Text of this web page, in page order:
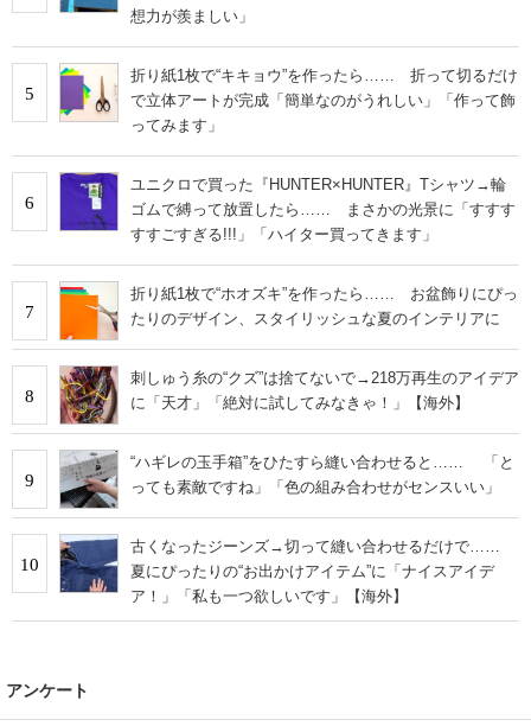
想力が羨ましい」
5
折り紙1枚で“キキョウ”を作ったら…… 折って切るだけ
で立体アートが完成「簡単なのがうれしい」「作って飾
ってみます」
6
ユニクロで買った『HUNTER×HUNTER』Tシャツ→輪
ゴムで縛って放置したら…… まさかの光景に「すすす
すすごすぎる!!!」「ハイター買ってきます」
7
折り紙1枚で“ホオズキ”を作ったら…… お盆飾りにぴっ
たりのデザイン、スタイリッシュな夏のインテリアに
8
刺しゅう糸の“クズ”は捨てないで→218万再生のアイデア
に「天才」「絶対に試してみなきゃ！」【海外】
9
“ハギレの玉手箱”をひたすら縫い合わせると…… 「と
っても素敵ですね」「色の組み合わせがセンスいい」
10
古くなったジーンズ→切って縫い合わせるだけで……
夏にぴったりの“お出かけアイテム”に「ナイスアイデ
ア！」「私も一つ欲しいです」【海外】
アンケート